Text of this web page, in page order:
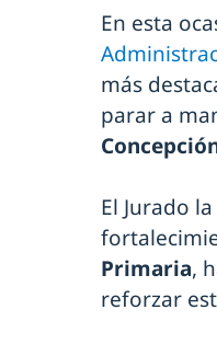
En esta
más
parar a
El Jurado
Primaria,
reforzar